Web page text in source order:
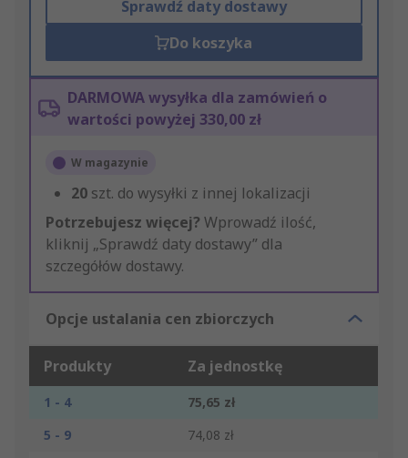
Sprawdź daty dostawy
Do koszyka
DARMOWA wysyłka dla zamówień o
wartości powyżej 330,00 zł
W magazynie
20 szt. do wysyłki z innej lokalizacji
Potrzebujesz więcej? Wprowadź ilość,
kliknij „Sprawdź daty dostawy” dla
szczegółów dostawy.
Opcje ustalania cen zbiorczych
Produkty Za jednostkę
1 - 4
75,65 zł
5 - 9
74,08 zł